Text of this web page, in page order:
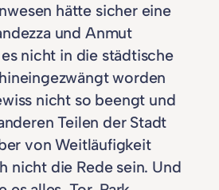
hätte sicher eine
und Anmut
nicht in die städtische
worden
nicht so beengt und
Teilen der Stadt
von Weitläufigkeit
nicht die Rede sein. Und